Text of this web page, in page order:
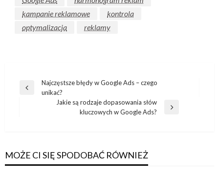
kampanie reklamowe
kontrola
optymalizacja
reklamy
Nawigacja
wpisu
Poprzedni
Najczęstsze błędy w Google Ads – czego
unikać?
Jakie są rodzaje dopasowania słów
kluczowych w Google Ads?
MOŻE CI SIĘ SPODOBAĆ RÓWNIEŻ